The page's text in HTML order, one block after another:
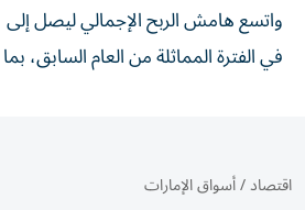
في الفترة المماثلة من العام السابق،
اقتصاد/أسواق الإمارات